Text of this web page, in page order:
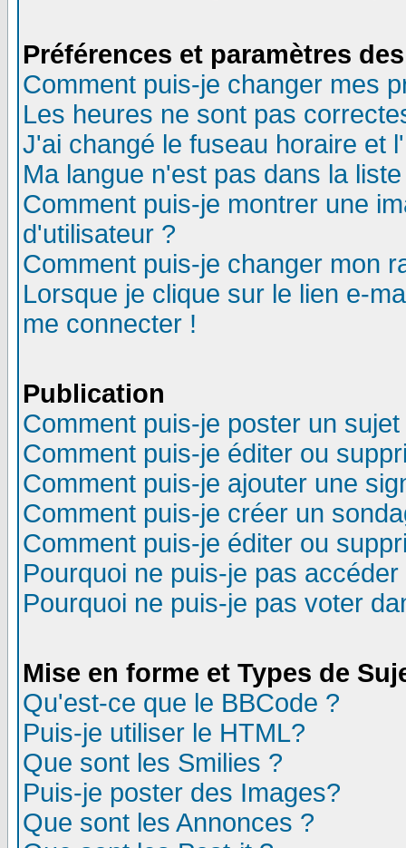
Préférences et paramètres
Comment puis-je changer mes
Les heures ne sont pas
J'ai changé le fuseau horaire et
Ma langue n'est pas dans la
Comment puis-je montrer une
d'utilisateur ?
Comment puis-je changer mon
Lorsque je clique sur le lien e-
me connecter !
Publication
Comment puis-je poster un
Comment puis-je éditer ou
Comment puis-je ajouter une
Comment puis-je créer un
Comment puis-je éditer ou
Pourquoi ne puis-je pas
Pourquoi ne puis-je pas voter
Mise en forme et Types de
Qu'est-ce que le BBCode ?
Puis-je utiliser le HTML?
Que sont les Smilies ?
Puis-je poster des Images?
Que sont les Annonces ?